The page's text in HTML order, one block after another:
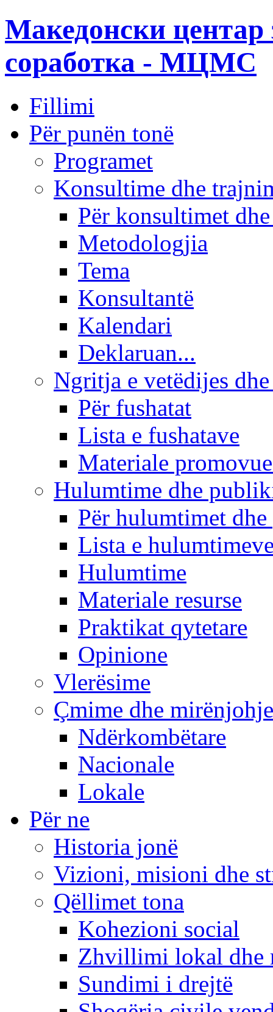
Македонски центар
соработка - МЦМС
Fillimi
Për punën tonë
Programet
Konsultime dhe
Për konsultimet
Metodologjia
Tema
Konsultantë
Kalendari
Deklaruan...
Ngritja e vetëdijes
Për fushatat
Lista e fushatave
Materiale
Hulumtime dhe
Për hulumtimet
Lista e
Hulumtime
Materiale resurse
Praktikat qytetare
Opinione
Vlerësime
Çmime dhe mirënjohje
Ndërkombëtare
Nacionale
Lokale
Për ne
Historia jonë
Vizioni, misioni dhe
Qëllimet tona
Kohezioni social
Zhvillimi lokal dhe
Sundimi i drejtë